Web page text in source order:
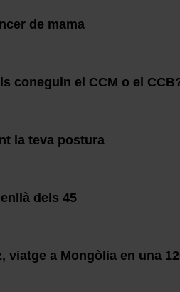
de mama
coneguin el CCM o el
la teva postura
dels 45
viatge a Mongòlia en una